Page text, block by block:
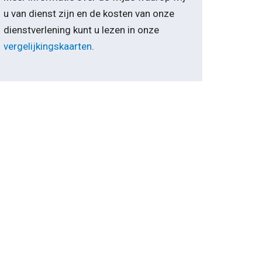
u van dienst zijn en de kosten van onze
dienstverlening kunt u lezen in onze
vergelijkingskaarten.